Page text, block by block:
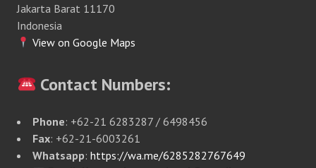
Jakarta Barat 11170
Indonesia
View on Google Maps
Contact Numbers:
Phone: +62-21 6283287 / 6498456
Fax: +62-21-6003261
Whatsapp: https://wa.me/6285282767649